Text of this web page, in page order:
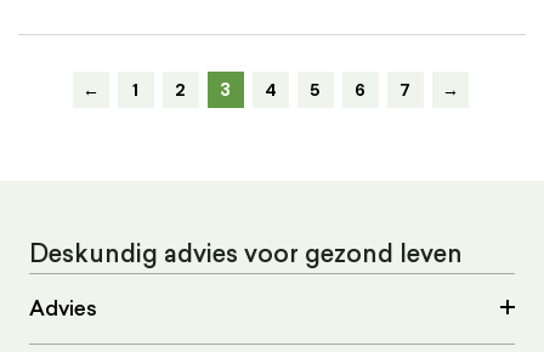
← 1 2 3 4 5 6 7 →
Deskundig advies voor gezond leven
Advies